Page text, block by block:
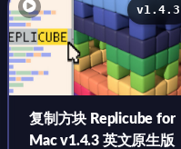
v1.4.3
复制方块 Replicube for
Mac v1.4.3 英文原生版